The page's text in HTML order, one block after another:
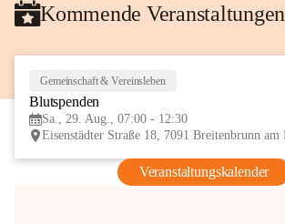
Kommende Veranstaltungen
Gemeinschaft & Vereinsleben
Blutspenden
Sa., 29. Aug., 07:00 - 12:30
Veranstaltungskalender